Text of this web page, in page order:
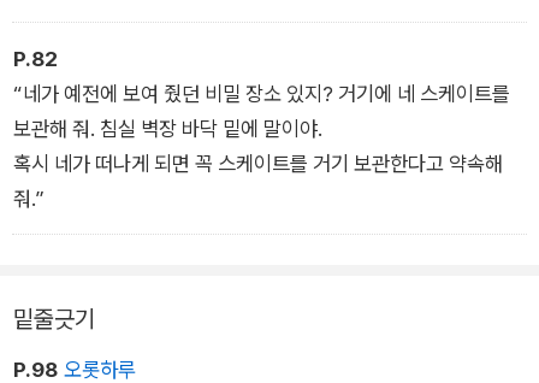
P.82
“네가 예전에 보여 줬던 비밀 장소 있지? 거기에 네 스케이트를
보관해 줘. 침실 벽장 바닥 밑에 말이야.
혹시 네가 떠나게 되면 꼭 스케이트를 거기 보관한다고 약속해
줘.”
밑줄긋기
P.98 오롯하루